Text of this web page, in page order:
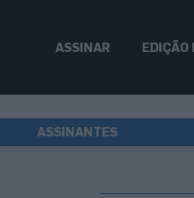
ASSINAR EDIÇÃO
ASSINANTES